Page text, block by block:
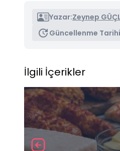
Yazar:Zeynep
Güncellenme
İlgili İçerikler